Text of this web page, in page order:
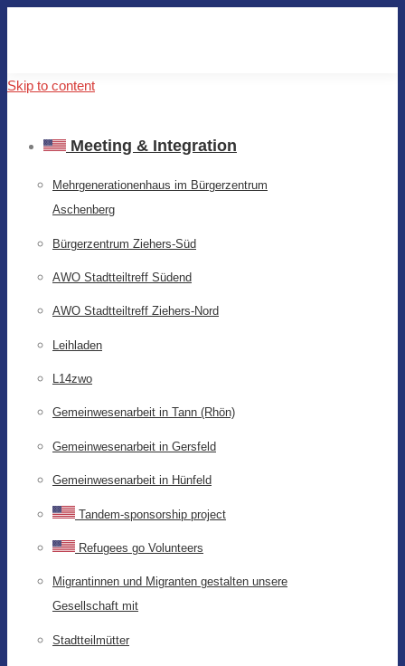
Skip to content
Meeting & Integration
Mehrgenerationenhaus im Bürgerzentrum
Aschenberg
Bürgerzentrum Ziehers-Süd
AWO Stadtteiltreff Südend
AWO Stadtteiltreff Ziehers-Nord
Leihladen
L14zwo
Gemeinwesenarbeit in Tann (Rhön)
Gemeinwesenarbeit in Gersfeld
Gemeinwesenarbeit in Hünfeld
Tandem-sponsorship project
Refugees go Volunteers
Migrantinnen und Migranten gestalten unsere
Gesellschaft mit
Stadtteilmütter